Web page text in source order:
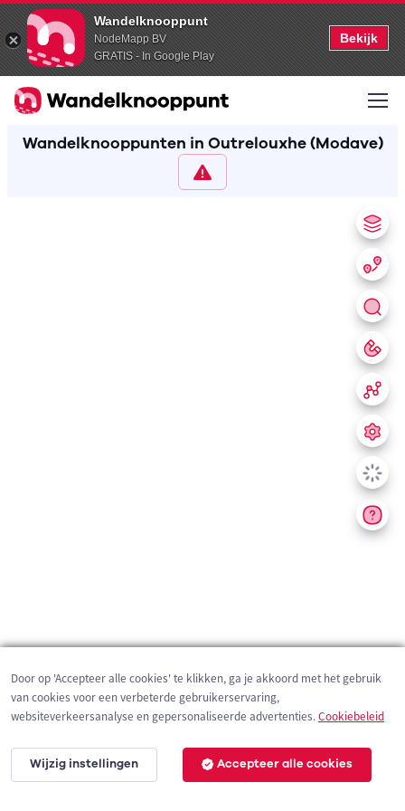
Wandelknooppunt
NodeMapp BV
GRATIS - In Google Play
Bekijk
Wandelknooppunten in Outrelouxhe (Modave)
200 m
Door op 'Accepteer alle cookies' te klikken, ga je akkoord met het gebruik
van cookies voor een verbeterde gebruikerservaring,
websiteverkeersanalyse en gepersonaliseerde advertenties.Cookiebeleid
Wijzig instellingen Accepteer alle cookies